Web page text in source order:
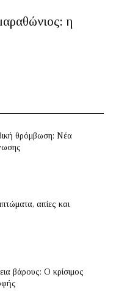
η
θρόμβωση: Νέα
αιτίες και
βάρους: Ο κρίσιμος